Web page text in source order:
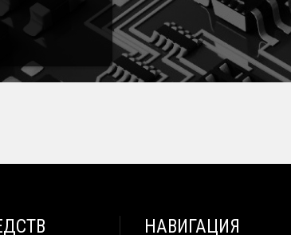
НАВИГАЦИЯ